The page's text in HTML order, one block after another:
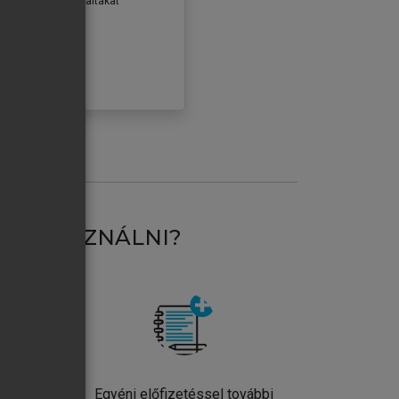
HASZNÁLNI?
Egyéni előfizetéssel további